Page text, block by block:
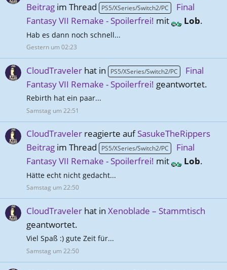
Beitrag im Thread PS5/XSeries/Switch2/PC
Final
Fantasy VII Remake - Spoilerfrei! mit Lob.
Hab es dann noch schnell...
Gestern um 02:23
CloudTraveler hat in PS5/XSeries/Switch2/PC
Final
Fantasy VII Remake - Spoilerfrei! geantwortet.
Rebirth hat ein paar...
Samstag um 22:51
CloudTraveler reagierte aufSasukeTheRippers
Beitrag im Thread PS5/XSeries/Switch2/PC
Final
Fantasy VII Remake - Spoilerfrei! mit Lob.
Hätte echt nicht gedacht...
Samstag um 22:50
CloudTraveler hat in Xenoblade – Stammtisch
geantwortet.
Viel Spaß :) gute Zeit für...
Samstag um 22:50